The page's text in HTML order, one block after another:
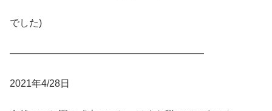
でした)
————————————————————
2021年4/28日